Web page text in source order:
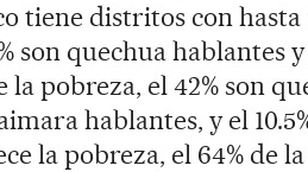
tiene distritos con
son quechua hablantes
la pobreza, el 42% son
hablantes, y el
la pobreza, el 64% de